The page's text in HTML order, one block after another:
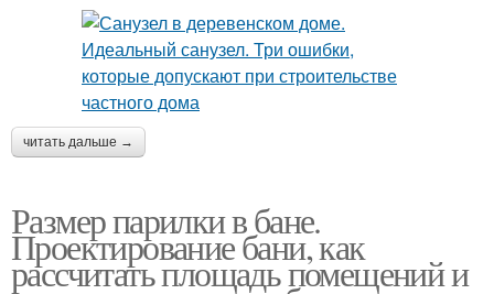
читать дальше →
Размер парилки в бане.
Проектирование бани, как
рассчитать площадь помещений и